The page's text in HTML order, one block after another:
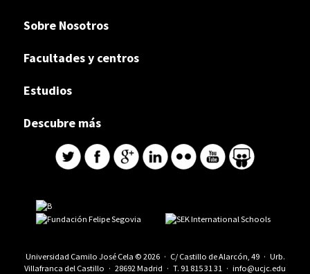
Sobre Nosotros
Facultades y centros
Estudios
Descubre más
Universidad Camilo José Cela © 2026 · C/ Castillo de Alarcón, 49 · Urb.
Villafranca del Castillo · 28692 Madrid · T. 91 815 31 31 · info@ucjc.edu